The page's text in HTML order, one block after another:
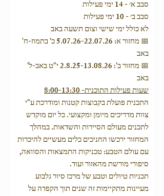
סבב א׳ - 14 ימי פעילות
סבב ב׳ - 10 ימי פעילות
לא כולל ימי שישי וצום תשעה באב
📅 מחזור א:5.07.26-22.07.26כ' בתמוז-ח'
באב
📅 מחזור ב': 2.8.25-13.08.26 י"ט באב-ל'
באב
שעות פעילות התוכנית- 8:00-13:30
התכנית פועלת בקבוצות קטנות ומודרכת ע"י
צוות מדריכים מיומן ומקצועי. כל יום מוקדש
לתכנים מעולם הסיירות והשדאות. במהלך
המחזור ירכשו החניכים כלים מעשיים להיכרות
עם עולם הטבע: טכניקות התמצאות והסוואה,
סיפורי מורשת מהאזור ועוד.
תכניות טיולים וטבע של מרכז סיור גלבוע
מעיינות מתקיימות זה שנים תוך הקפדה על